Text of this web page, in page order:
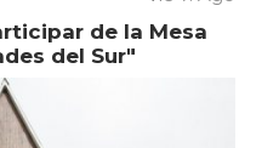
de la Mesa
del Sur"